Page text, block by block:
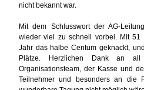
nicht bekannt war.
Mit dem Schlusswort der AG-
wieder viel zu schnell vorbei. Mit 51
Jahr das halbe Centum geknackt,
Plätze. Herzlichen Dank an
Organisationsteam, der Kasse und
Teilnehmer und besonders an die